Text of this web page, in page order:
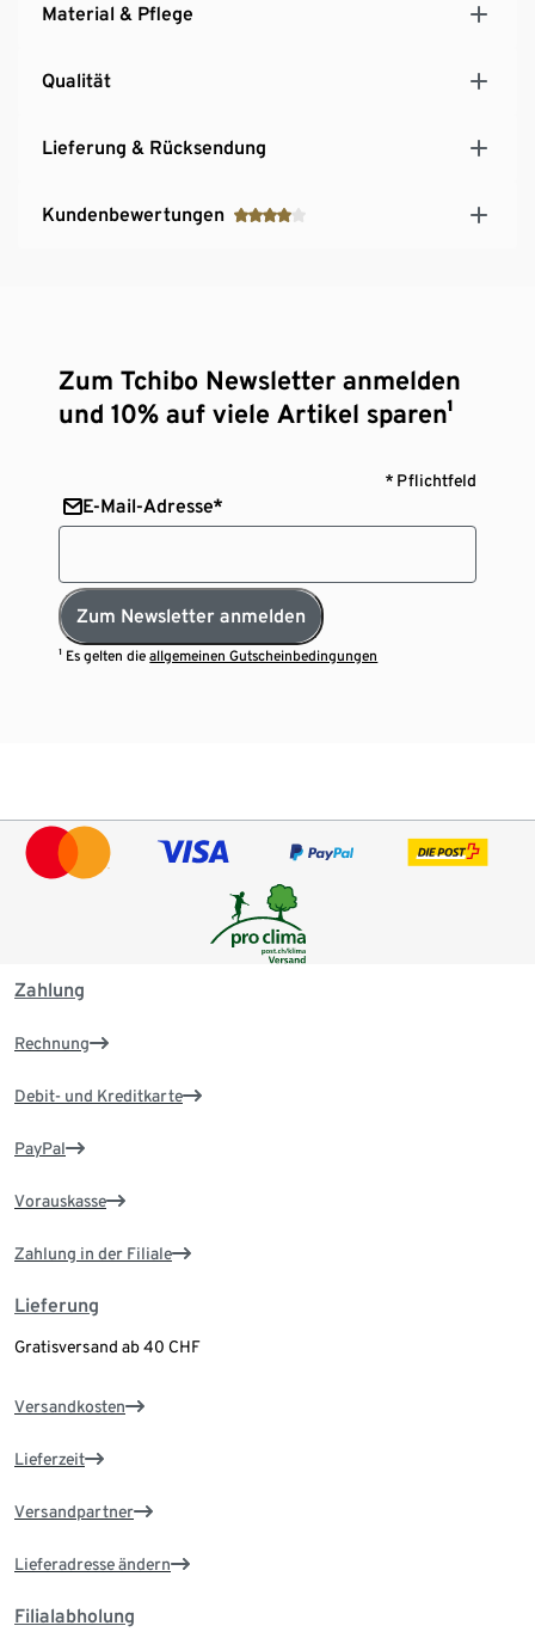
Material & Pflege
Qualität
Lieferung & Rücksendung
Kundenbewertungen
Zum Tchibo Newsletter anmelden
und 10% auf viele Artikel sparen¹
* Pflichtfeld
E-Mail-Adresse*
Zum Newsletter anmelden
¹ Es gelten dieallgemeinen Gutscheinbedingungen
Zahlung
Rechnung
Debit- und Kreditkarte
PayPal
Vorauskasse
Zahlung in der Filiale
Lieferung
Gratisversand ab 40 CHF
Versandkosten
Lieferzeit
Versandpartner
Lieferadresse ändern
Filialabholung